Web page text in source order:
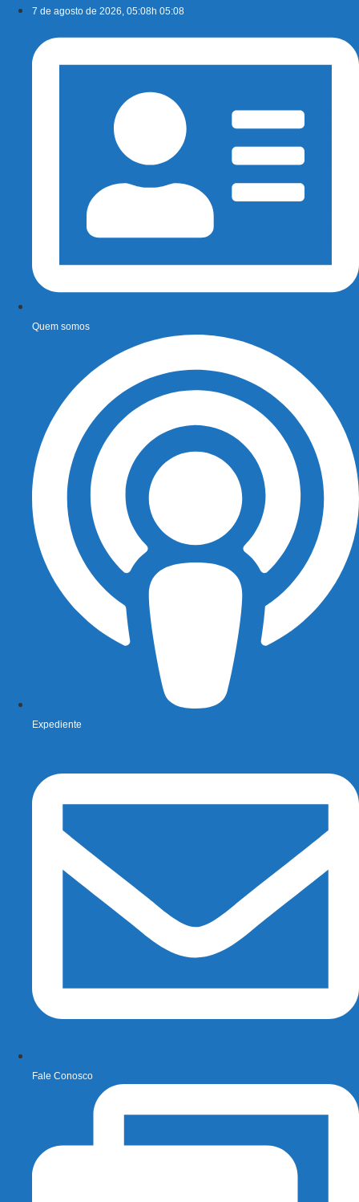
conteúdo
7 de agosto de 2026, 05:08h 05:08
Quem somos
Expediente
Fale Conosco